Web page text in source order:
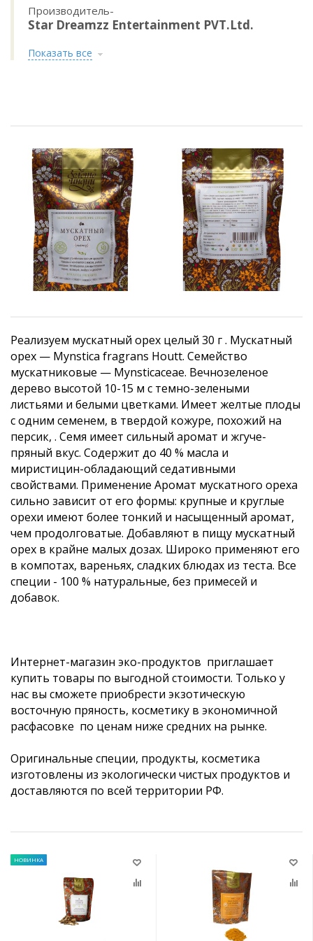
Производитель-
Star Dreamzz Entertainment PVT.Ltd.
Показать все
Реализуем мускатный орех целый 30 г . Мускатный
орех — Mynstica fragrans Houtt. Семейство
мускатниковые — Mynsticaceae. Вечнозеленое
дерево высотой 10-15 м с темно-зелеными
листьями и белыми цветками. Имеет желтые плоды
с одним семенем, в твердой кожуре, похожий на
персик, . Семя имеет сильный аромат и жгуче-
пряный вкус. Содержит до 40 % масла и
миристицин-обладающий седативными
свойствами. Применение Аромат мускатного ореха
сильно зависит от его формы: крупные и круглые
орехи имеют более тонкий и насыщенный аромат,
чем продолговатые. Добавляют в пищу мускатный
орех в крайне малых дозах. Широко применяют его
в компотах, вареньях, сладких блюдах из теста. Все
специи - 100 % натуральные, без примесей и
добавок.
Интернет-магазин эко-продуктов приглашает
купить товары по выгодной стоимости. Только у
нас вы сможете приобрести экзотическую
восточную пряность, косметику в экономичной
расфасовке по ценам ниже средних на рынке.
Оригинальные специи, продукты, косметика
изготовлены из экологически чистых продуктов и
доставляются по всей территории РФ.
НОВИНКА